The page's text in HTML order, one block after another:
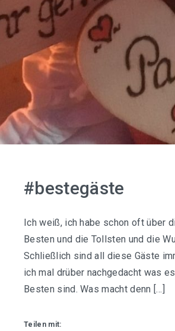
#bestegäste
Ich weiß, ich habe schon oft über
Besten und die Tollsten und die
Schließlich sind all diese Gäste
ich mal drüber nachgedacht was
Besten sind. Was macht denn […]
Teilen mit: